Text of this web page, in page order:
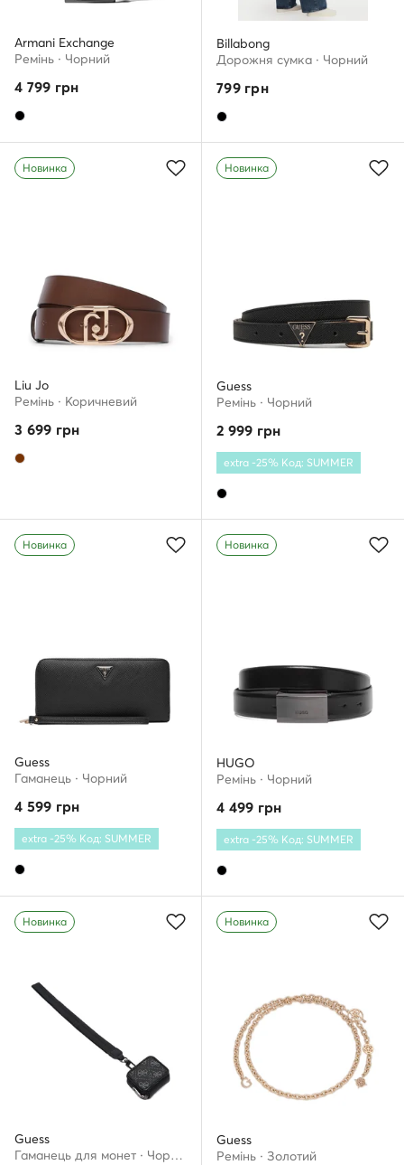
Armani Exchange
Ремінь · Чорний
4 799 грн
Billabong
Дорожня сумка · Чорний
799грн
Новинка
Liu Jo
Ремінь · Коричневий
3 699 грн
Новинка
Guess
Ремінь · Чорний
2 999 грн
extra -25% Код: SUMMER
Новинка
Guess
Гаманець · Чорний
4 599 грн
extra -25% Код: SUMMER
Новинка
HUGO
Ремінь · Чорний
4 499 грн
extra -25% Код: SUMMER
Новинка
Guess
Гаманець для монет · Чорний
Новинка
Guess
Ремінь · Золотий